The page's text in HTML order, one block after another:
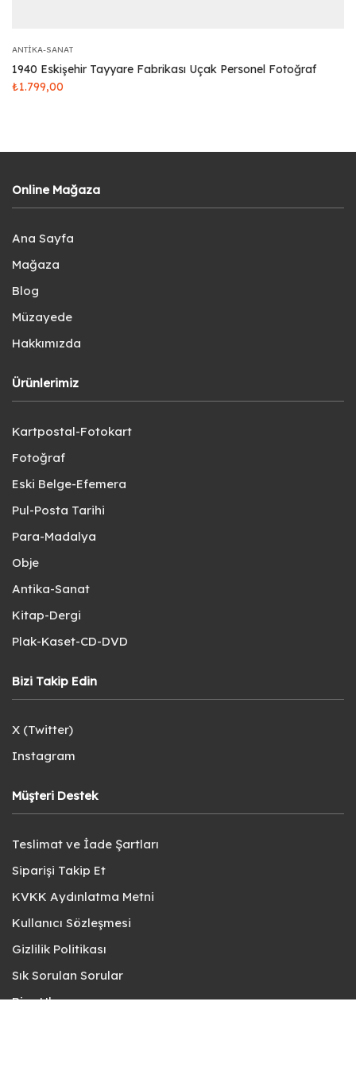
ANTIKA-SANAT
1940 Eskişehir Tayyare Fabrikası Uçak Personel Fotoğraf
₺1.799,00
Online Mağaza
Ana Sayfa
Mağaza
Blog
Müzayede
Hakkımızda
Ürünlerimiz
Kartpostal-Fotokart
Fotoğraf
Eski Belge-Efemera
Pul-Posta Tarihi
Para-Madalya
Obje
Antika-Sanat
Kitap-Dergi
Plak-Kaset-CD-DVD
Bizi Takip Edin
X (Twitter)
Instagram
Müşteri Destek
Teslimat ve İade Şartları
Siparişi Takip Et
KVKK Aydınlatma Metni
Kullanıcı Sözleşmesi
Gizlilik Politikası
Sık Sorulan Sorular
Bize Ulaşın